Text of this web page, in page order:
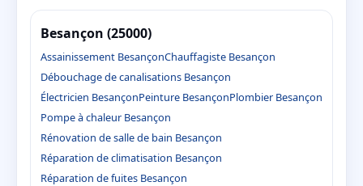
Besançon (25000)
Assainissement BesançonChauffagiste Besançon
Débouchage de canalisations Besançon
Électricien BesançonPeinture BesançonPlombier Besançon
Pompe à chaleur Besançon
Rénovation de salle de bain Besançon
Réparation de climatisation Besançon
Réparation de fuites Besançon